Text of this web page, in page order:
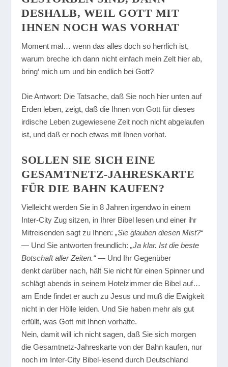
DESHALB, WEIL GOTT MIT
IHNEN NOCH WAS VORHAT
Moment mal… wenn das alles doch so herrlich ist,
warum breche ich dann nicht einfach mein Zelt hier ab,
bring‘ mich um und bin endlich bei Gott?
Die Antwort: Die Tatsache, daß Sie noch hier unten auf
Erden leben, zeigt, daß die Ihnen von Gott für dieses
irdische Leben zugewiesene Zeit noch nicht abgelaufen
ist, und daß er noch etwas mit Ihnen vorhat.
SOLLEN SIE SICH EINE
GESAMTNETZ-JAHRESKARTE
FÜR DIE BAHN KAUFEN?
Vielleicht werden Sie in 8 Jahren irgendwo in einem
Inter-City Zug sitzen, in Ihrer Bibel lesen und einer ihr
Mitreisenden sagt zu Ihnen:„Sie glauben diesen Mist?“
— Und Sie antworten freundlich:„Ja klar. Ist die beste
Botschaft aller Zeiten.“— Und Ihr Gegenüber
denkt darüber nach, hält Sie nicht für einen Spinner und
schlägt abends in seinem Hotelzimmer die Bibel auf…
am Ende findet er auch zu Jesus und muß die Ewigkeit
nicht in der Hölle leiden. Und Sie haben mehr als gut
erfüllt, was Gott mit Ihnen vorhatte.
Nein, damit will ich nicht sagen, daß Sie sich morgen
die Gesamtnetz-Jahreskarte von der Bahn kaufen, nur
noch im Inter-City Bibel-lesend durch Deutschland